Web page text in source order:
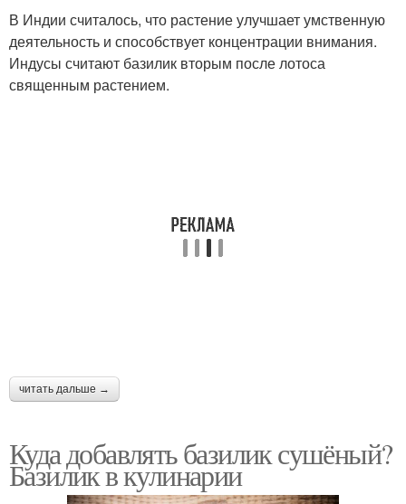
В Индии считалось, что растение улучшает умственную
деятельность и способствует концентрации внимания.
Индусы считают базилик вторым после лотоса
священным растением.
читать дальше →
Куда добавлять базилик сушёный?
Базилик в кулинарии